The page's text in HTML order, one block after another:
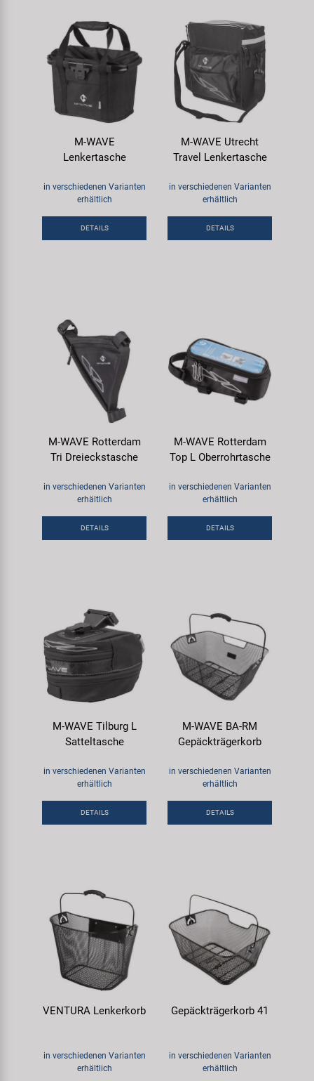
M-WAVE
Lenkertasche
in verschiedenen Varianten
erhältlich
DETAILS
M-WAVE Utrecht
Travel Lenkertasche
in verschiedenen Varianten
erhältlich
DETAILS
M-WAVE Rotterdam
Tri Dreieckstasche
in verschiedenen Varianten
erhältlich
DETAILS
M-WAVE Rotterdam
Top L Oberrohrtasche
in verschiedenen Varianten
erhältlich
DETAILS
M-WAVE Tilburg L
Satteltasche
in verschiedenen Varianten
erhältlich
DETAILS
M-WAVE BA-RM
Gepäckträgerkorb
in verschiedenen Varianten
erhältlich
DETAILS
VENTURA Lenkerkorb
in verschiedenen Varianten
erhältlich
Gepäckträgerkorb 41
in verschiedenen Varianten
erhältlich